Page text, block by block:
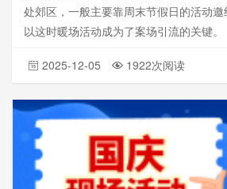
处郊区，一般主要靠周末节假日的活动
以这时暖场活动成为了案场引流的关键。
2025-12-05 1922次阅读